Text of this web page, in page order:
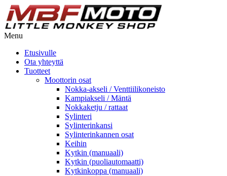
Menu
Etusivulle
Ota yhteyttä
Tuotteet
Moottorin osat
Nokka-akseli / Venttiilikoneisto
Kampiakseli / Mäntä
Nokkaketju / rattaat
Sylinteri
Sylinterinkansi
Sylinterinkannen osat
Keihin
Kytkin (manuaali)
Kytkin (puoliautomaatti)
Kytkinkoppa (manuaali)